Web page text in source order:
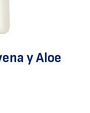
y Aloe